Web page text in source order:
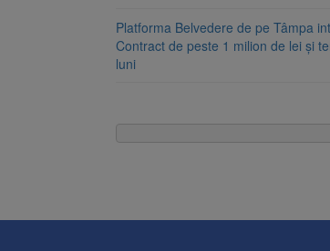
Platforma Belvedere de pe Tâmpa
Contract de peste 1 milion de lei și
luni